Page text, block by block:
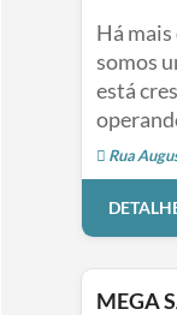
Há mais
somos
está
Rua
MEGA